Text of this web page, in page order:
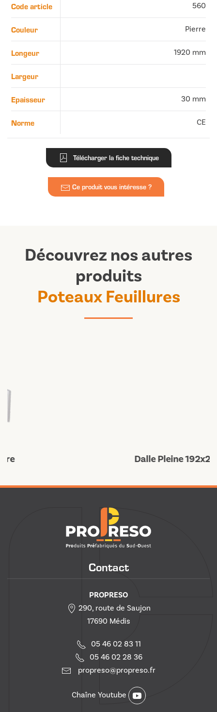
Code article 560
Couleur Pierre
Longeur 1920 mm
Largeur
Epaisseur 30 mm
Norme CE
Télécharger la fiche technique
Ce produit vous intéresse ?
Découvrez nos autres
produits
Poteaux Feuillures
Dalle Pleine 192x24x3
Contact
PROPRESO
290, route de Saujon
17690 Médis
05 46 02 83 11
05 46 02 28 36
propreso@propreso.fr
Chaîne Youtube